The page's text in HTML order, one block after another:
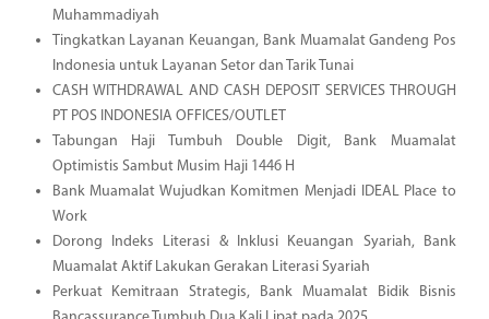
Muhammadiyah
Tingkatkan Layanan Keuangan, Bank Muamalat Gandeng Pos
Indonesia untuk Layanan Setor dan Tarik Tunai
CASH WITHDRAWAL AND CASH DEPOSIT SERVICES THROUGH
PT POS INDONESIA OFFICES/OUTLET
Tabungan Haji Tumbuh Double Digit, Bank Muamalat
Optimistis Sambut Musim Haji 1446 H
Bank Muamalat Wujudkan Komitmen Menjadi IDEAL Place to
Work
Dorong Indeks Literasi & Inklusi Keuangan Syariah, Bank
Muamalat Aktif Lakukan Gerakan Literasi Syariah
Perkuat Kemitraan Strategis, Bank Muamalat Bidik Bisnis